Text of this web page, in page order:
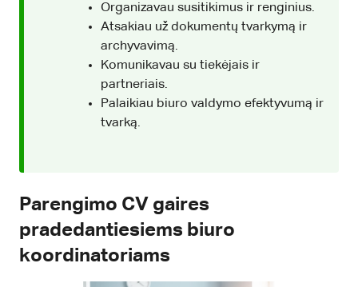
Organizavau susitikimus ir renginius.
Atsakiau už dokumentų tvarkymą ir
archyvavimą.
Komunikavau su tiekėjais ir
partneriais.
Palaikiau biuro valdymo efektyvumą ir
tvarką.
Parengimo CV gaires
pradedantiesiems biuro
koordinatoriams